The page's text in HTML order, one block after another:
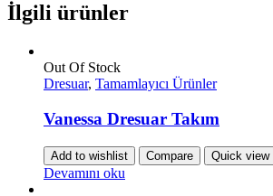
İlgili ürünler
Out Of Stock
Dresuar, Tamamlayıcı Ürünler
Vanessa Dresuar Takım
Add to wishlist Compare Quick view
Devamını oku